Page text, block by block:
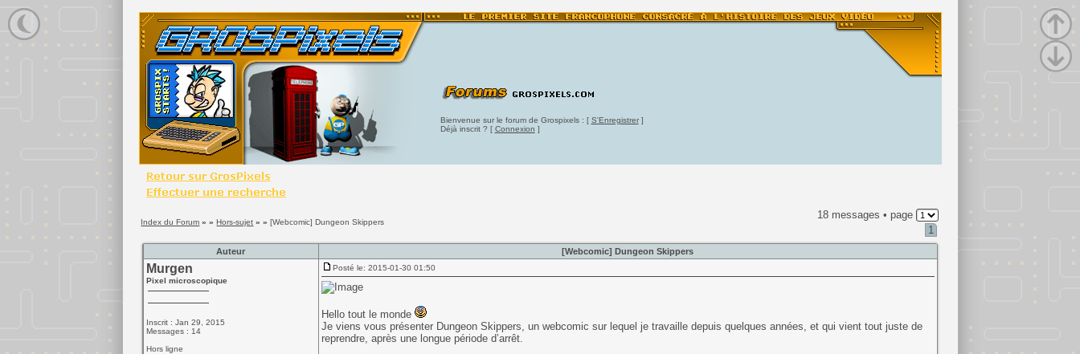
Bienvenue sur le forum de Grospixels : [ S'Enregistrer]
Déjà inscrit ? [ Connexion ]
Index du Forum » »Hors-sujet » »[Webcomic] Dungeon Skippers
18 messages • page
1
Auteur [Webcomic] Dungeon Skippers
Murgen
Pixel microscopique
Inscrit : Jan 29, 2015
Messages : 14
Hors ligne
Posté le: 2015-01-30 01:50
Hello tout le monde
Je viens vous présenter Dungeon Skippers, un webcomic sur lequel je travaille depuis quelques années, et qui vient tout juste de
reprendre, après une longue période d’arrêt.